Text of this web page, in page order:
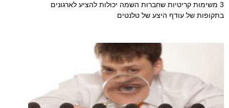
3 משימות קריטיות שחברות השמה יכולות להציע לארגונים
בתקופות של עודף היצע של טלנטים